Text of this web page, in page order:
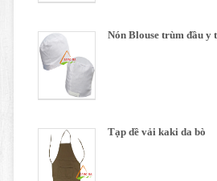
Nón Blouse trùm đầu y
Tạp dề vải kaki da bò